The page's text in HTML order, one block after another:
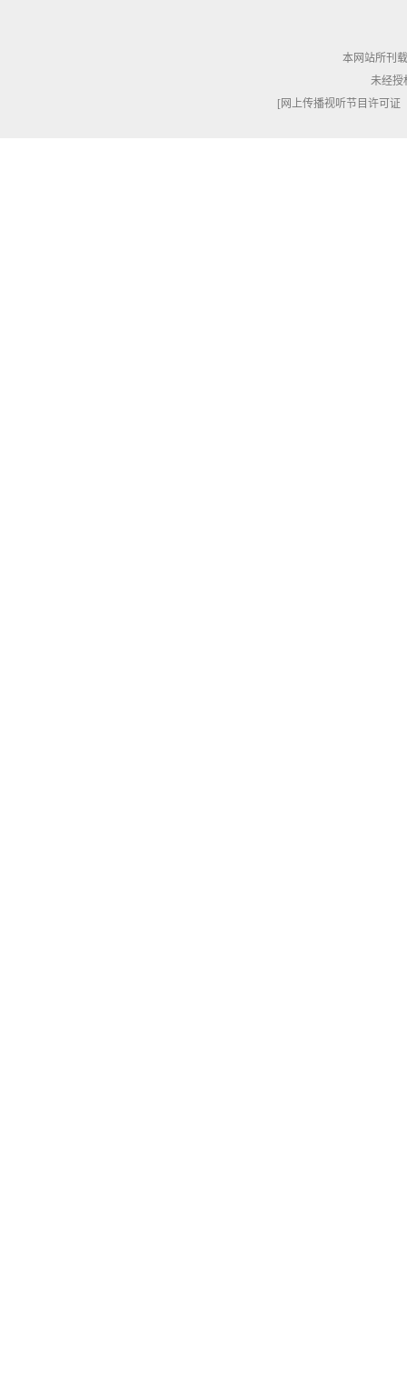
本网站所刊
未经授
[网上传播视听节目许可证